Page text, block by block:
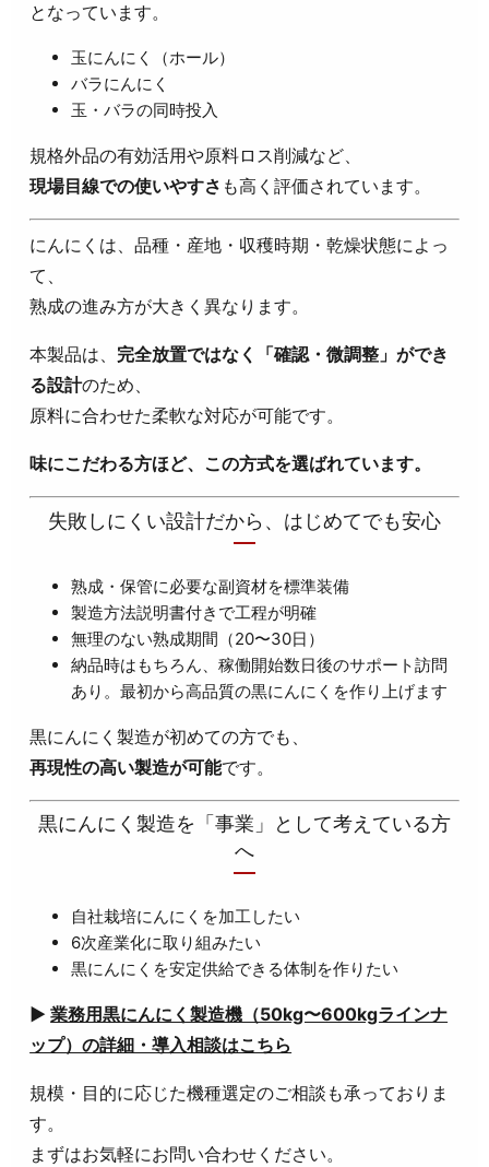
となっています。
玉にんにく（ホール）
バラにんにく
玉・バラの同時投入
規格外品の有効活用や原料ロス削減など、
現場目線での使いやすさ も高く評価されています。
にんにくは、品種・産地・収穫時期・乾燥状態によっ
て、
熟成の進み方が大きく異なります。
本製品は、 完全放置ではなく「確認・微調整」ができ
る設計のため、
原料に合わせた柔軟な対応が可能です。
味にこだわる方ほど、この方式を選ばれています。
失敗しにくい設計だから、はじめてでも安心
熟成・保管に必要な副資材を標準装備
製造方法説明書付きで工程が明確
無理のない熟成期間（20〜30日）
納品時はもちろん、稼働開始数日後のサポート訪問
あり。最初から高品質の黒にんにくを作り上げます
黒にんにく製造が初めての方でも、
再現性の高い製造が可能です。
黒にんにく製造を「事業」として考えている方
へ
自社栽培にんにくを加工したい
6次産業化に取り組みたい
黒にんにくを安定供給できる体制を作りたい
▶業務用黒にんにく製造機（50kg〜600kgラインナ
ップ）の詳細・導入相談はこちら
規模・目的に応じた機種選定のご相談も承っておりま
す。
まずはお気軽にお問い合わせください。